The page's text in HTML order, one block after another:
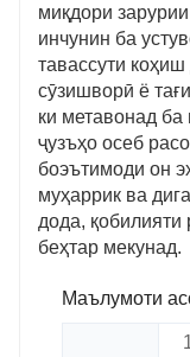
миқдори
инчунин ба
тавассути коҳиш
сӯзишворӣ ё
ки метавонад
ҷузъҳо осеб
боэътимоди он
муҳаррик ва
дода,
беҳтар мекунад.
Маълумоти